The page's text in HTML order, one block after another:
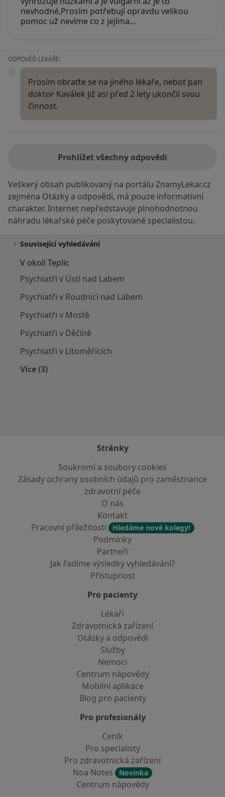
nevhodné,Prosím potřebují opravdu velikou
pomoc už nevíme co z jejíma…
ODPOVĚĎ LÉKAŘE:
Prosím obraťte se na jiného lékaře, neboť pan
doktor Kaválek již asi před 2 lety ukončil svou
činnost.
Prohlížet všechny odpovědi
Veškerý obsah publikovaný na portálu ZnamyLekar.cz
zejména Otázky a odpovědi, má pouze informativní
charakter. Internet nepředstavuje plnohodnotnou
náhradu lékařské péče poskytované specialistou.
Související vyhledávání
V okolí Teplic
Psychiatři v Ústí nad Labem
Psychiatři v Roudnici nad Labem
Psychiatři v Mostě
Psychiatři v Děčíně
Psychiatři v Litoměřicích
Více (3)
Stránky
Soukromí a soubory cookies
Zásady ochrany osobních údajů pro zaměstnance
zdravotní péče
O nás
Kontakt
Pracovní příležitosti
Hledáme nové kolegy!
Podmínky
Partneři
Jak řadíme výsledky vyhledávání?
Přístupnost
Pro pacienty
Lékaři
Zdravotnická zařízení
Otázky a odpovědi
Služby
Nemoci
Centrum nápovědy
Mobilní aplikace
Blog pro pacienty
Pro profesionály
Ceník
Pro specialisty
Pro zdravotnická zařízení
Noa Notes
Novinka
Centrum nápovědy